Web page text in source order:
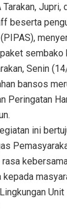
Jupri,
beserta
sembako
Senin
bansos
Peringatan
ini